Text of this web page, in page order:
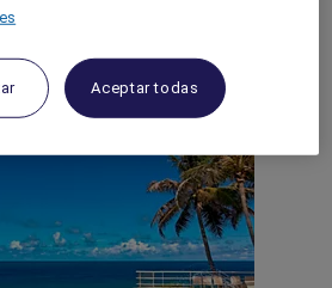
Aceptar todas